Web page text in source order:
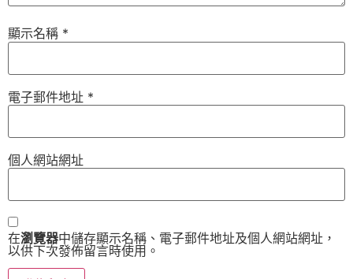
顯示名稱 *
電子郵件地址 *
個人網站網址
在瀏覽器中儲存顯示名稱、電子郵件地址及個人網站網址，
以供下次發佈留言時使用。